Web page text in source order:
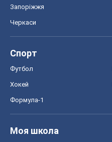
Запоріжжя
Черкаси
Спорт
Футбол
Хокей
Формула-1
Моя школа